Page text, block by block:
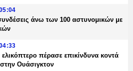
άνω των 100 αστυνομικών με
πέρασε επικίνδυνα κοντά
Ουάσιγκτον